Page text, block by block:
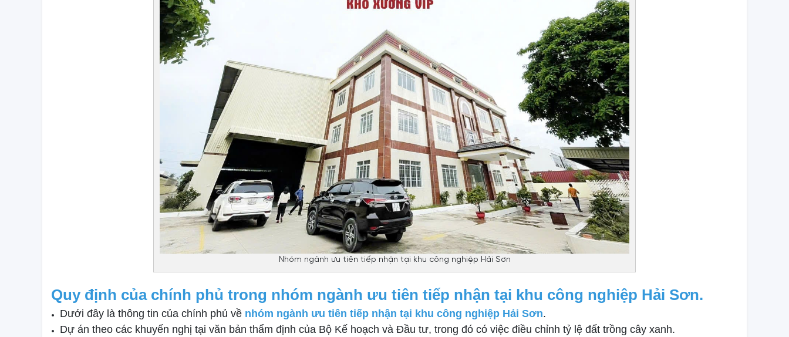
Nhóm ngành ưu tiên tiếp nhận tại khu công nghiệp Hải Sơn
Quy định của chính phủ trong nhóm ngành ưu tiên tiếp nhận tại khu công nghiệp Hải Sơn.
Dưới đây là thông tin của chính phủ về nhóm ngành ưu tiên tiếp nhận tại khu công nghiệp Hải Sơn.
Dự án theo các khuyến nghị tại văn bản thẩm định của Bộ Kế hoạch và Đầu tư, trong đó có việc điều chỉnh tỷ lệ đất trồng cây xanh.